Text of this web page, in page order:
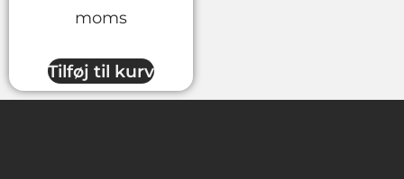
moms
Tilføj til kurv